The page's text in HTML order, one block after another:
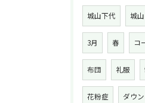
城山下代 城山
3月 春 コ
布団 礼服
花粉症 ダウン